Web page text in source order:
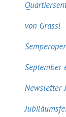
von Grassl
September
Newsletter